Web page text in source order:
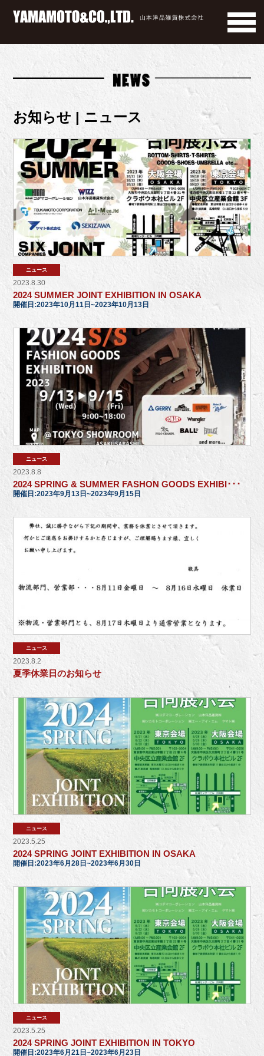
お知らせ | ニュース
ニュース
2023.8.30
2024 SUMMER JOINT EXHIBITION IN OSAKA
開催日:2023年10月11日~2023年10月13日
ニュース
2023.8.8
2024 SPRING & SUMMER FASHON GOODS EXHIBI･･･
開催日:2023年9月13日~2023年9月15日
ニュース
2023.8.2
夏季休業日のお知らせ
ニュース
2023.5.25
2024 SPRING JOINT EXHIBITION IN OSAKA
開催日:2023年6月28日~2023年6月30日
ニュース
2023.5.25
2024 SPRING JOINT EXHIBITION IN TOKYO
開催日:2023年6月21日~2023年6月23日